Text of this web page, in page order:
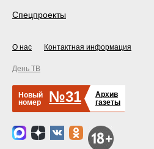
Спецпроекты
О нас Контактная информация
День ТВ
Новый
номер
№31
Архив
газеты